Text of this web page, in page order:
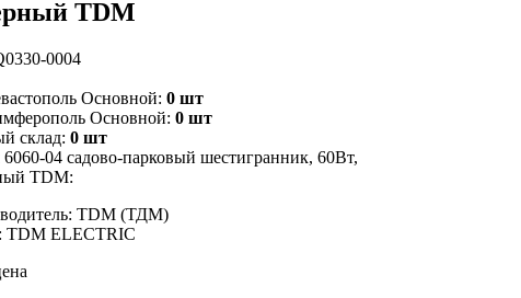
TDM
0004
Основной: 0 шт
Основной: 0 шт
склад: 0 шт
04 садово-парковый шестигранник, 60Вт,
TDM:
TDM (ТДМ)
TDM ELECTRIC